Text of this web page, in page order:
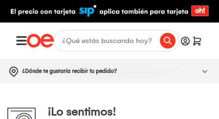
¿Dónde te gustaría recibir tu pedido?
¡Lo sentimos!